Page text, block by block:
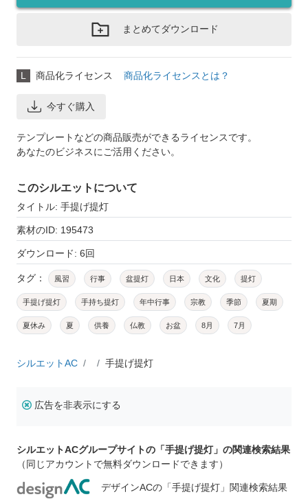
まとめてダウンロード
L 商品化ライセンス 商品化ライセンスとは？
今すぐ購入
テンプレートなどの商品販売ができるライセンスです。
あなたのビジネスにご活用ください。
このシルエットについて
タイトル: 手提げ提灯
素材のID: 195473
ダウンロード: 6回
タグ： 風習 行事 盆提灯 日本 文化 提灯
手提げ提灯 手持ち提灯 年中行事 宗教 季節 夏期
夏休み 夏 供養 仏教 お盆 8月 7月
シルエットAC 手提げ提灯
広告を非表示にする
シルエットACグループサイトの「手提げ提灯」の関連検索結果
（同じアカウントで無料ダウンロードできます）
デザインACの「手提げ提灯」関連検索結果